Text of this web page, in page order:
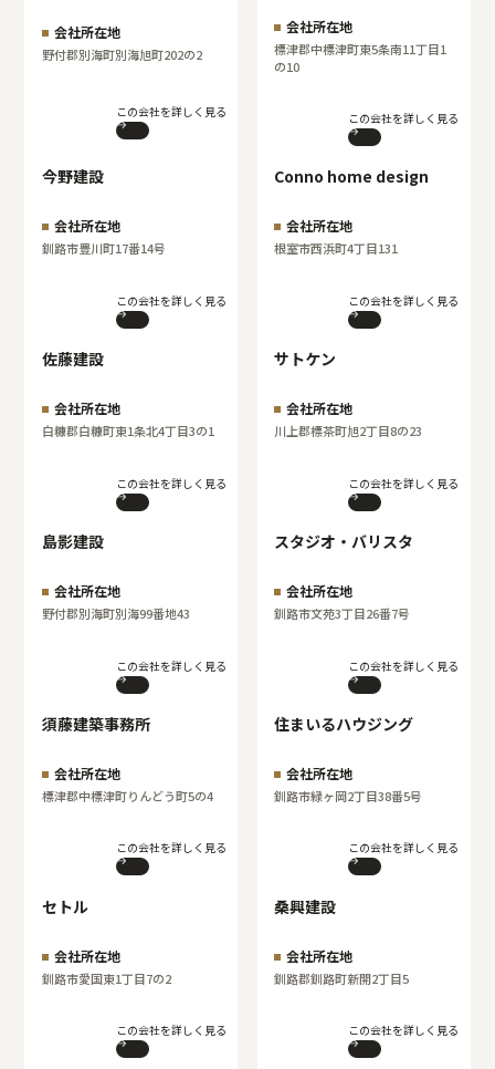
会社所在地
野付郡別海町別海旭町202の2
この会社を詳しく見る
会社所在地
標津郡中標津町東5条南11丁目1
の10
この会社を詳しく見る
今野建設
会社所在地
釧路市豊川町17番14号
この会社を詳しく見る
Conno home design
会社所在地
根室市西浜町4丁目131
この会社を詳しく見る
佐藤建設
会社所在地
白糠郡白糠町東1条北4丁目3の1
この会社を詳しく見る
サトケン
会社所在地
川上郡標茶町旭2丁目8の23
この会社を詳しく見る
島影建設
会社所在地
野付郡別海町別海99番地43
この会社を詳しく見る
スタジオ・バリスタ
会社所在地
釧路市文苑3丁目26番7号
この会社を詳しく見る
須藤建築事務所
会社所在地
標津郡中標津町りんどう町5の4
この会社を詳しく見る
住まいるハウジング
会社所在地
釧路市緑ヶ岡2丁目38番5号
この会社を詳しく見る
セトル
会社所在地
釧路市愛国東1丁目7の2
この会社を詳しく見る
桑興建設
会社所在地
釧路郡釧路町新開2丁目5
この会社を詳しく見る